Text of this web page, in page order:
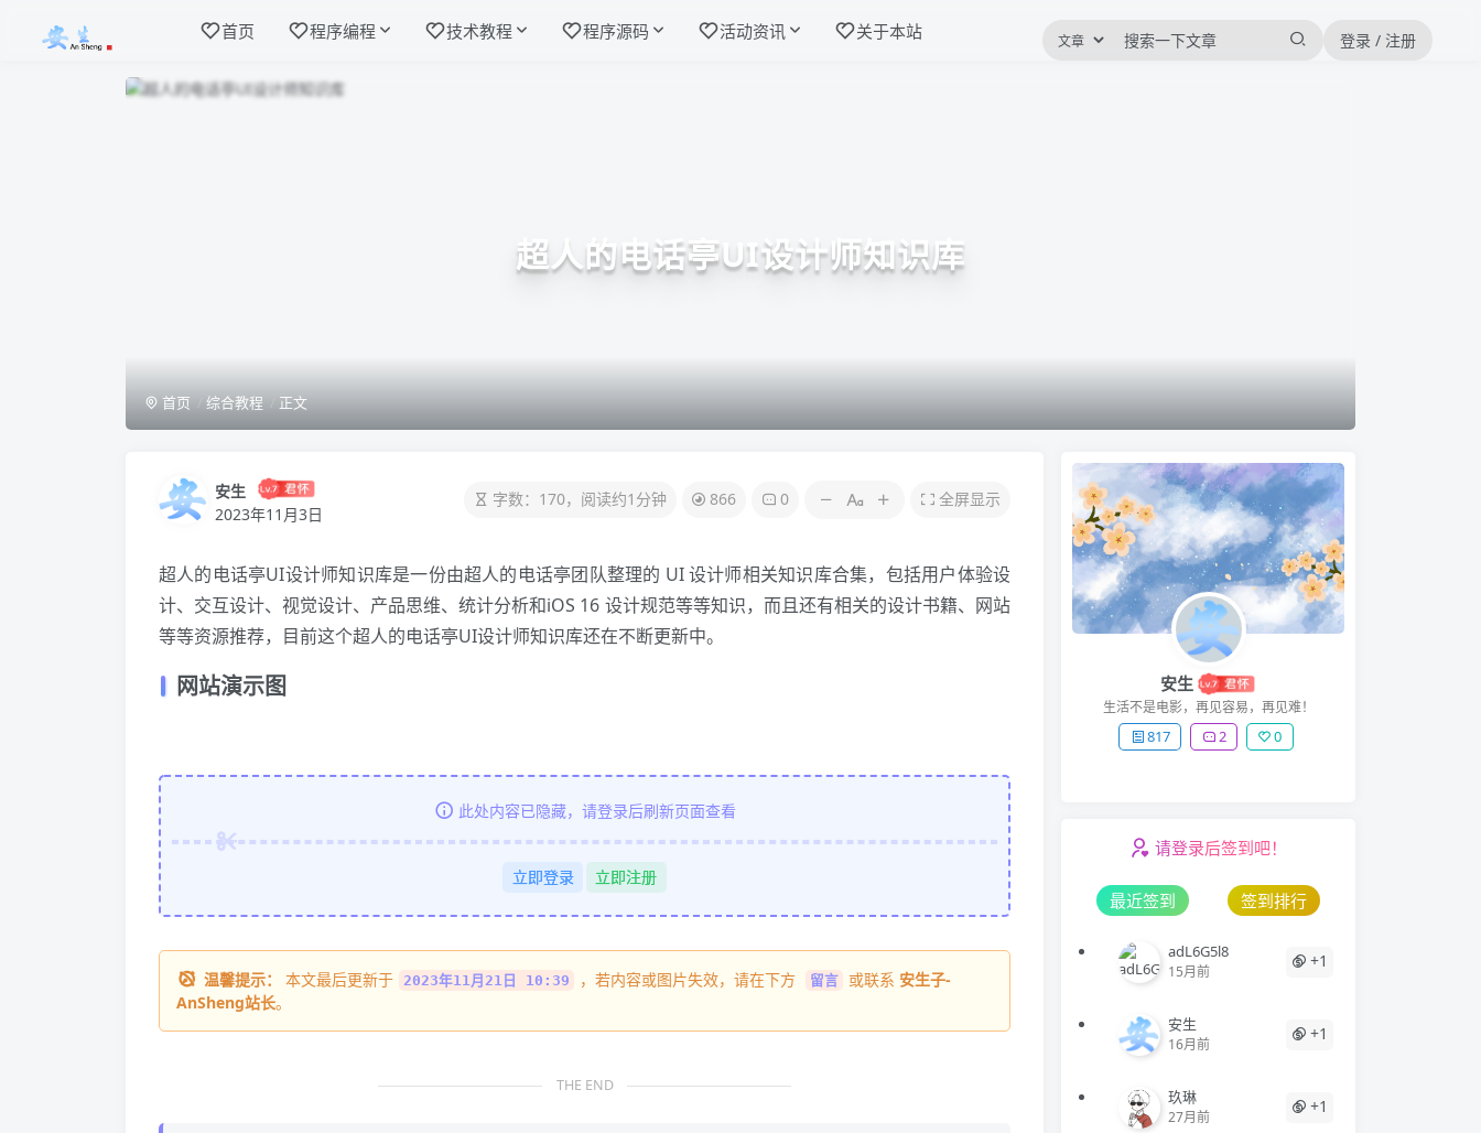
首页 程序编程 技术教程 程序源码 活动资讯 关于本站 登录 / 注册
超人的电话亭UI设计师知识库
首页 综合教程 正文
安生
2023年11月3日
字数：170，阅读约1分钟 866 0 全屏显示
超人的电话亭UI设计师知识库是一份由超人的电话亭团队整理的 UI 设计师相关知识库合集，包括用户体验设
计、交互设计、视觉设计、产品思维、统计分析和iOS 16 设计规范等等知识，而且还有相关的设计书籍、网站
等等资源推荐，目前这个超人的电话亭UI设计师知识库还在不断更新中。
网站演示图
此处内容已隐藏，请登录后刷新页面查看
立即登录 立即注册
温馨提示： 本文最后更新于 2023年11月21日 10:39 ，若内容或图片失效，请在下方 留言 或联系 安生子-
AnSheng站长。
THE END
安生
生活不是电影，再见容易，再见难！
817 2 0
请登录后签到吧！
最近签到 签到排行
adL6G5l8
15月前
+1
安生
16月前
+1
玖琳
27月前
+1